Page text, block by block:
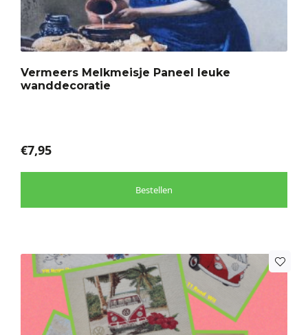
Vermeers Melkmeisje Paneel leuke
wanddecoratie
€7,95
Bestellen
meerdere
variaties.
Deze
kan
gekozen
productpagina
product
meerdere
variaties.